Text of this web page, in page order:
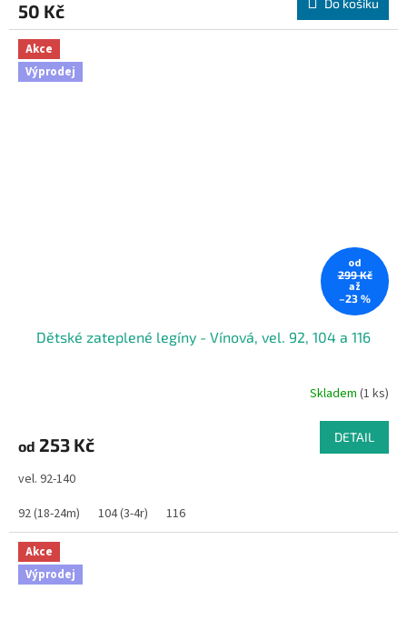
50 Kč
Akce
Výprodej
od
299 Kč
až
–23 %
Dětské zateplené legíny - Vínová, vel. 92, 104 a 116
Skladem (1 ks)
od 253 Kč DETAIL
vel. 92-140
92 (18-24m)
104 (3-4r) 116
Akce
Výprodej